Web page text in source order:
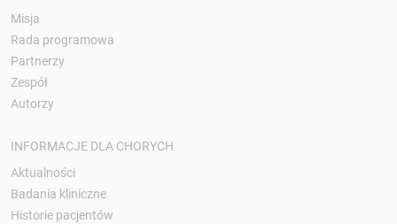
Misja
Rada programowa
Partnerzy
Zespół
Autorzy
INFORMACJE DLA CHORYCH
Aktualności
Badania kliniczne
Historie pacjentów